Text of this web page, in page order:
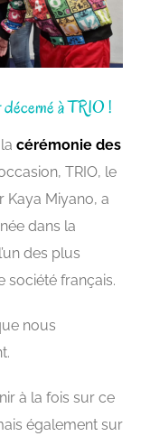
décerné à TRIO !
cérémonie des
TRIO, le
Kaya Miyano, a
dans la
des plus
société français.
nous
à la fois sur ce
également sur